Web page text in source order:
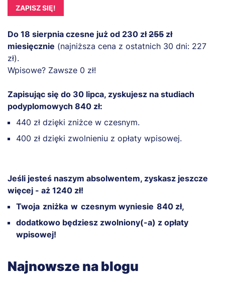
ZAPISZ SIĘ!
Do 18 sierpnia czesne już od 230 zł255 zł
miesięcznie (najniższa cena z ostatnich 30 dni: 227
zł).
Wpisowe? Zawsze 0 zł!
Zapisując się do 30 lipca, zyskujesz na studiach
podyplomowych 840 zł:
440 zł dzięki zniżce w czesnym.
400 zł dzięki zwolnieniu z opłaty wpisowej.
Jeśli jesteś naszym absolwentem, zyskasz jeszcze
więcej - aż 1240 zł!
Twoja zniżka w czesnym wyniesie 840 zł,
dodatkowo będziesz zwolniony(-a) z opłaty
wpisowej!
Najnowsze na blogu